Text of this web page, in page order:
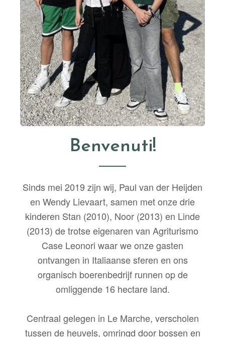
Benvenuti!
Sinds mei 2019 zijn wij, Paul van der Heijden
en Wendy Lievaart, samen met onze drie
kinderen Stan (2010), Noor (2013) en Linde
(2013) de trotse eigenaren van Agriturismo
Case Leonori waar we onze gasten
ontvangen in Italiaanse sferen en ons
organisch boerenbedrijf runnen op de
omliggende 16 hectare land.
Centraal gelegen in Le Marche, verscholen
tussen de heuvels, omringd door bossen en